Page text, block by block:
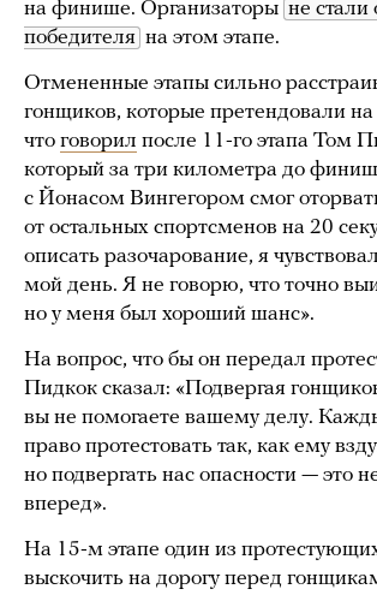
на финише. Организаторы не
победителя на этом этапе.
Отмененные этапы сильно
гонщиков, которые претендовали
что говорил после 11-го этапа Том
который за три километра до
с Йонасом Вингегором смог
от остальных спортсменов на 20
описать разочарование, я
мой день. Я не говорю, что точно
но у меня был хороший шанс».
На вопрос, что бы он передал
Пидкок сказал: «Подвергая
вы не помогаете вашему делу.
право протестовать так, как ему
но подвергать нас опасности — это
вперед».
На 15-м этапе один из
выскочить на дорогу перед